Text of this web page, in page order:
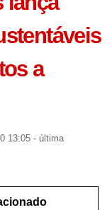
a
13:05 - última